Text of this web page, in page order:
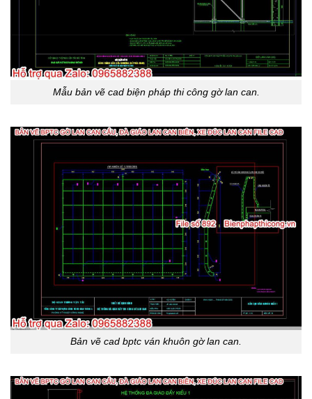
Mẫu bản vẽ cad biện pháp thi công gờ lan can.
Bản vẽ cad bptc ván khuôn gờ lan can.